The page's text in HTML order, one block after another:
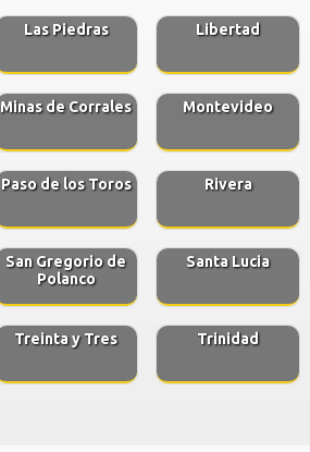
Las Piedras Libertad
Minas de Corrales Montevideo
Paso de los Toros Rivera
San Gregorio de
Polanco
Santa Lucia
Treinta y Tres Trinidad